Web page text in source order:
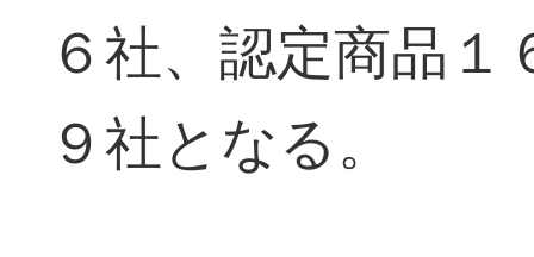
６社、認定商品
９社となる。